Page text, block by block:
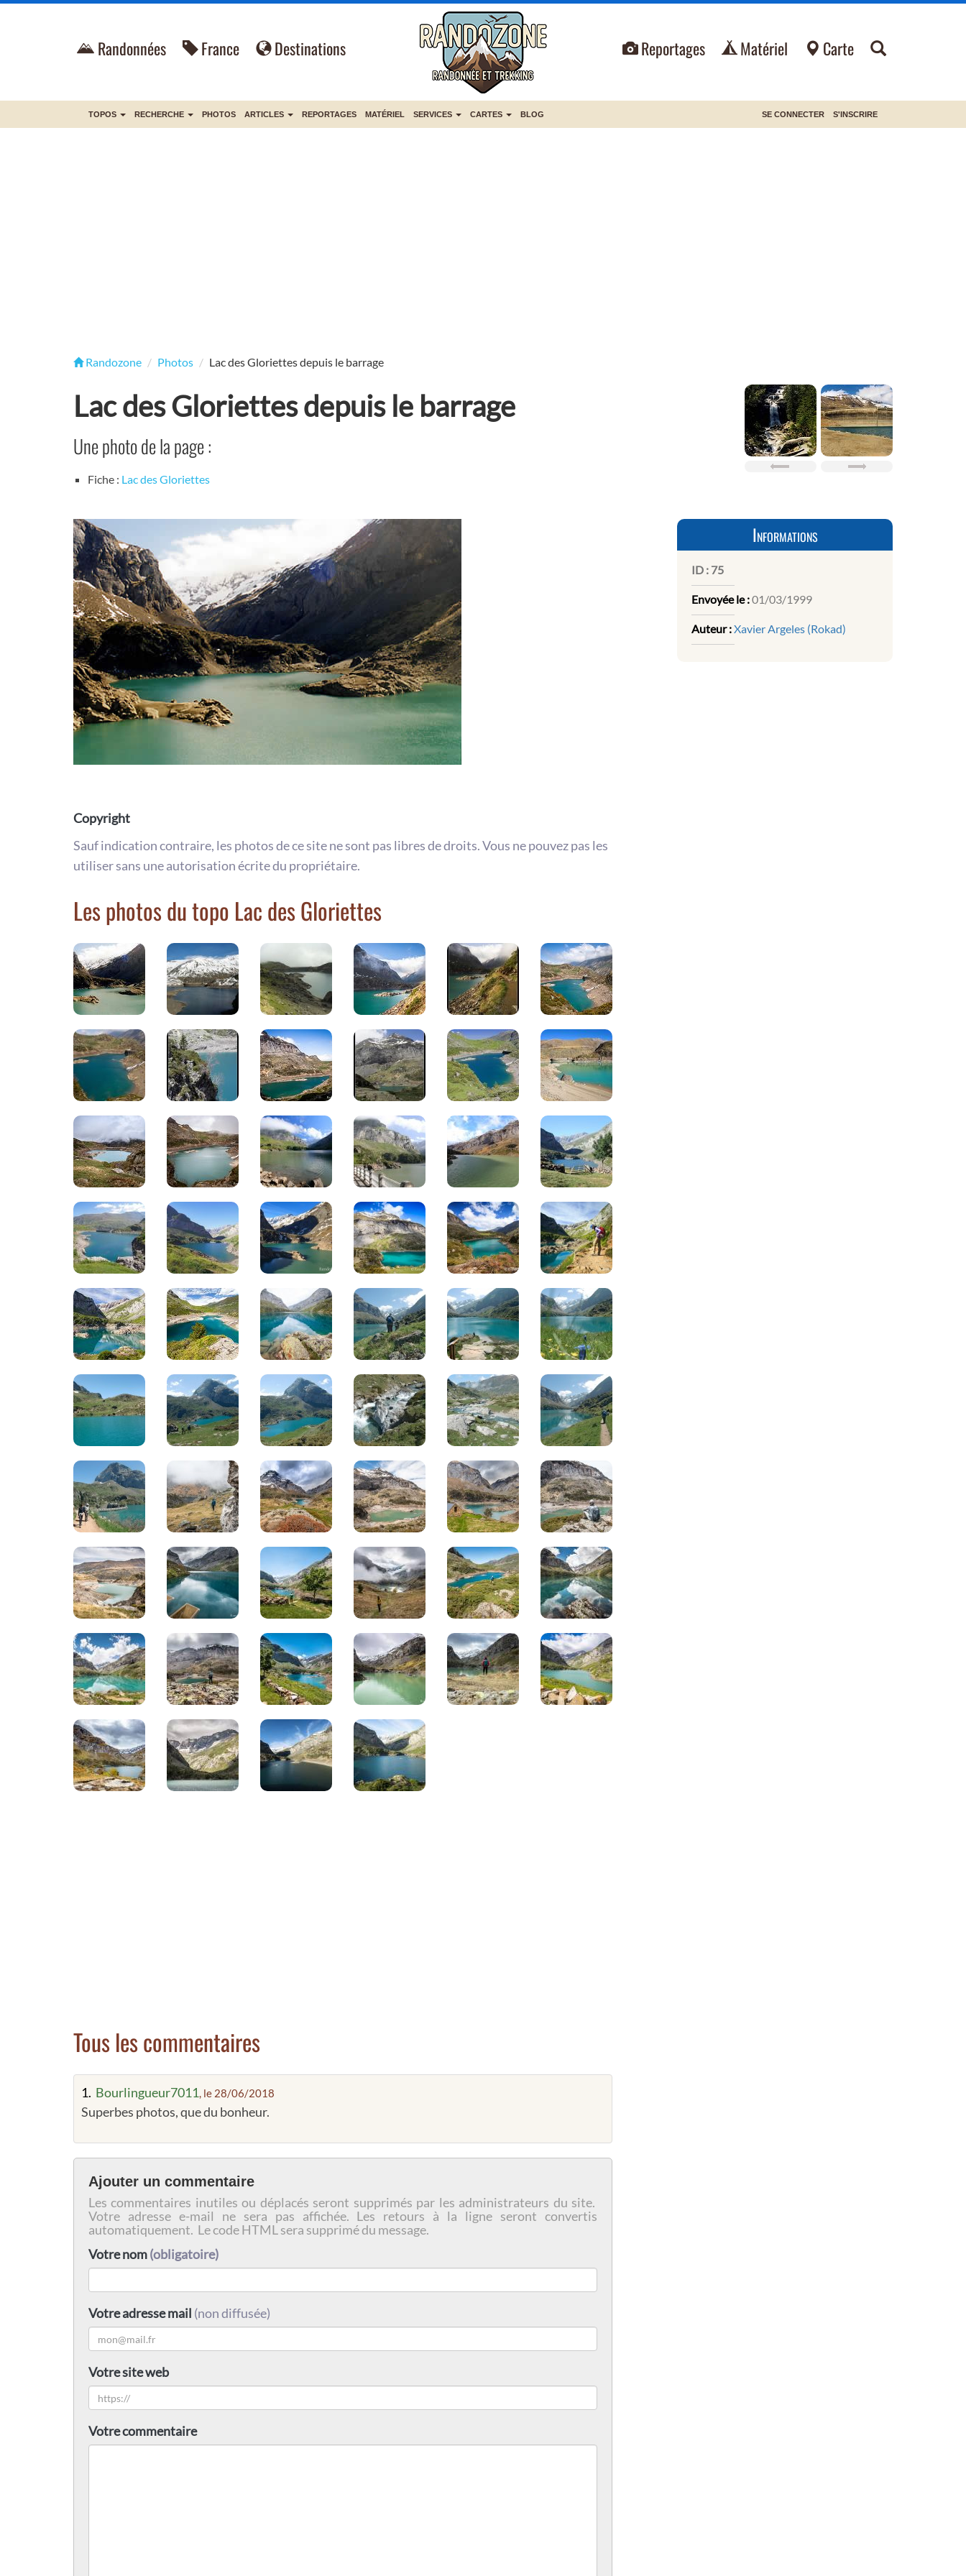
Randonnées France Destinations Reportages Matériel Carte
TOPOS RECHERCHE PHOTOS ARTICLES REPORTAGES MATÉRIEL SERVICES CARTES BLOG SE CONNECTER S'INSCRIRE
Randozone Photos Lac des Gloriettes depuis le barrage
Lac des Gloriettes depuis le barrage
Une photo de la page :
Fiche : Lac des Gloriettes
Copyright
Sauf indication contraire, les photos de ce site ne sont pas libres de droits. Vous ne pouvez pas les
utiliser sans une autorisation écrite du propriétaire.
Les photos du topo Lac des Gloriettes
Tous les commentaires
1. Bourlingueur7011, le 28/06/2018
Superbes photos, que du bonheur.
Ajouter un commentaire
Les commentaires inutiles ou déplacés seront supprimés par les administrateurs du site.
Votre adresse e-mail ne sera pas affichée. Les retours à la ligne seront convertis
automatiquement. Le code HTML sera supprimé du message.
Votre nom(obligatoire)
Votre adresse mail (non diffusée)
Votre site web
Votre commentaire
Informations
ID : 75
Envoyée le :01/03/1999
Auteur :Xavier Argeles (Rokad)